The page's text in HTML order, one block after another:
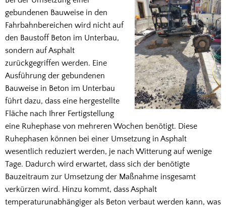
gebundenen Bauweise in den
Fahrbahnbereichen wird nicht auf
den Baustoff Beton im Unterbau,
sondern auf Asphalt
zurückgegriffen werden. Eine
Ausführung der gebundenen
Bauweise in Beton im Unterbau
führt dazu, dass eine hergestellte
Fläche nach Ihrer Fertigstellung
eine Ruhephase von mehreren Wochen benötigt. Diese
Ruhephasen können bei einer Umsetzung in Asphalt
wesentlich reduziert werden, je nach Witterung auf wenige
Tage. Dadurch wird erwartet, dass sich der benötigte
Bauzeitraum zur Umsetzung der Maßnahme insgesamt
verkürzen wird. Hinzu kommt, dass Asphalt
temperaturunabhängiger als Beton verbaut werden kann, was